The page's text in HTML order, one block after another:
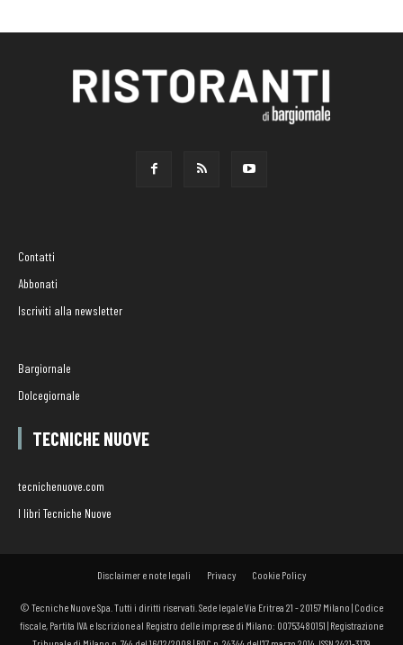
Contatti
Abbonati
Iscriviti alla newsletter
Bargiornale
Dolcegiornale
TECNICHE NUOVE
tecnichenuove.com
I libri Tecniche Nuove
Disclaimer e note legali Privacy Cookie Policy
© Tecniche Nuove Spa. Tutti i diritti riservati. Sede legale Via Eritrea 21 - 20157 Milano | Codice
fiscale, Partita IVA e Iscrizione al Registro delle imprese di Milano: 00753480151 | Registrazione